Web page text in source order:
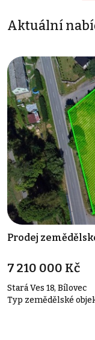
Aktuální
Prodej
7 210 000 Kč
Stará Ves 18, Bílovec
Typ zemědělské